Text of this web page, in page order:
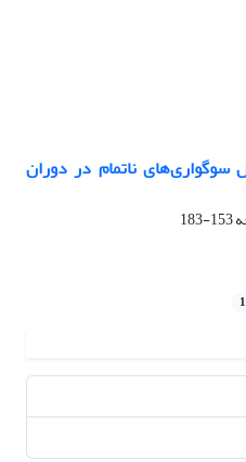
سوگواری‌های ناتمام در دوران
153-183